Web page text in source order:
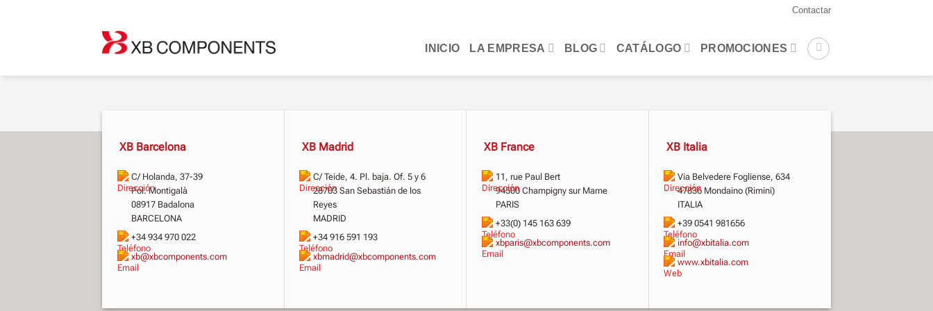
Contactar
INICIO LA EMPRESA BLOG CATÁLOGO PROMOCIONES
XB Barcelona
C/ Holanda, 37-39
Pol. Montigalà
08917 Badalona
BARCELONA
+34 934 970 022
xb@xbcomponents.com
XB Madrid
C/ Teide, 4. Pl. baja. Of. 5 y 6
28703 San Sebastián de los
Reyes
MADRID
+34 916 591 193
xbmadrid@xbcomponents.com
XB France
11, rue Paul Bert
94500 Champigny sur Marne
PARIS
+33(0) 145 163 639
xbparis@xbcomponents.com
XB Italia
Via Belvedere Fogliense, 634
47836 Mondaino (Rimini)
ITALIA
+39 0541 981656
info@xbitalia.com
www.xbitalia.com